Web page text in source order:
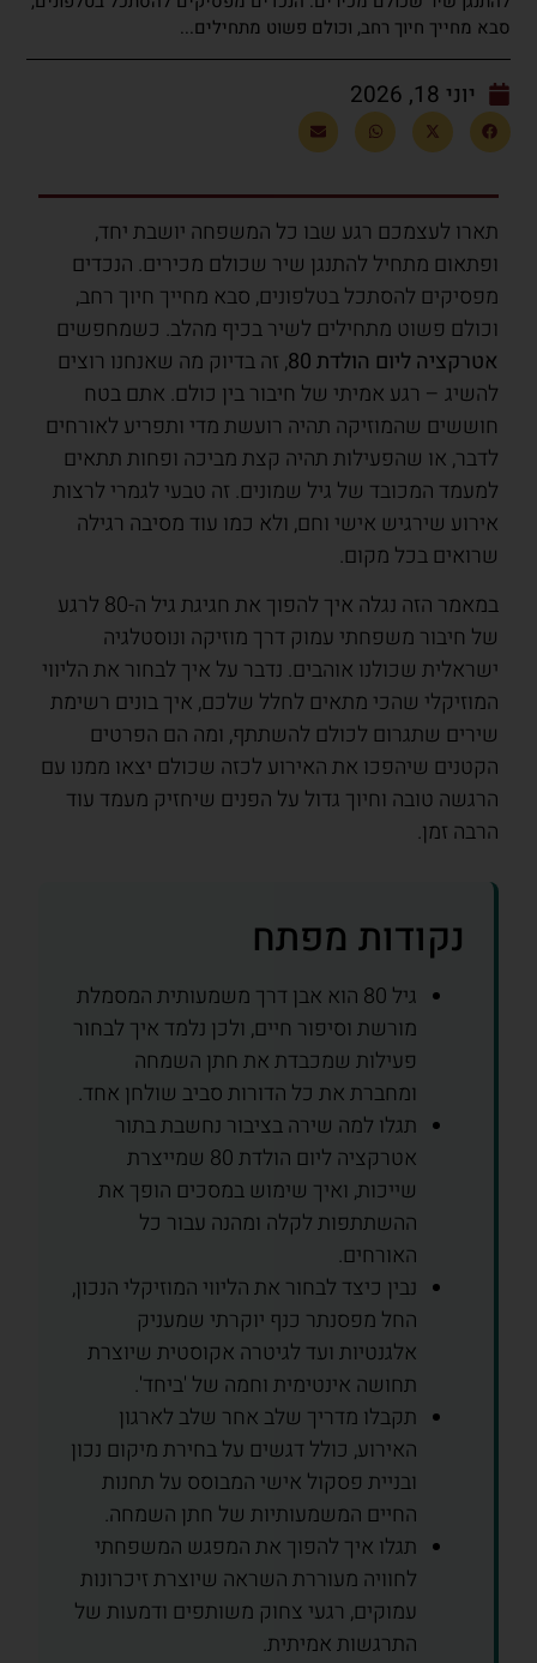
סבא מחייך חיוך רחב, וכולם פשוט מתחילים...
יוני 18, 2026
תארו לעצמכם רגע שבו כל המשפחה יושבת יחד,
ופתאום מתחיל להתנגן שיר שכולם מכירים. הנכדים
מפסיקים להסתכל בטלפונים, סבא מחייך חיוך רחב,
וכולם פשוט מתחילים לשיר בכיף מהלב. כשמחפשים
אטרקציה ליום הולדת 80
, זה בדיוק מה שאנחנו רוצים
להשיג – רגע אמיתי של חיבור בין כולם. אתם בטח
חוששים שהמוזיקה תהיה רועשת מדי ותפריע לאורחים
לדבר, או שהפעילות תהיה קצת מביכה ופחות תתאים
למעמד המכובד של גיל שמונים. זה טבעי לגמרי לרצות
אירוע שירגיש אישי וחם, ולא כמו עוד מסיבה רגילה
שרואים בכל מקום.
במאמר הזה נגלה איך להפוך את חגיגת גיל ה-80 לרגע
של חיבור משפחתי עמוק דרך מוזיקה ונוסטלגיה
ישראלית שכולנו אוהבים. נדבר על איך לבחור את הליווי
המוזיקלי שהכי מתאים לחלל שלכם, איך בונים רשימת
שירים שתגרום לכולם להשתתף, ומה הם הפרטים
הקטנים שיהפכו את האירוע לכזה שכולם יצאו ממנו עם
הרגשה טובה וחיוך גדול על הפנים שיחזיק מעמד עוד
הרבה זמן.
נקודות מפתח
גיל 80 הוא אבן דרך משמעותית המסמלת
מורשת וסיפור חיים, ולכן נלמד איך לבחור
פעילות שמכבדת את חתן השמחה
ומחברת את כל הדורות סביב שולחן אחד.
תגלו למה שירה בציבור נחשבת בתור
אטרקציה ליום הולדת 80 שמייצרת
שייכות, ואיך שימוש במסכים הופך את
ההשתתפות לקלה ומהנה עבור כל
האורחים.
נבין כיצד לבחור את הליווי המוזיקלי הנכון,
החל מפסנתר כנף יוקרתי שמעניק
אלגנטיות ועד לגיטרה אקוסטית שיוצרת
תחושה אינטימית וחמה של 'ביחד'.
תקבלו מדריך שלב אחר שלב לארגון
האירוע, כולל דגשים על בחירת מיקום נכון
ובניית פסקול אישי המבוסס על תחנות
החיים המשמעותיות של חתן השמחה.
תגלו איך להפוך את המפגש המשפחתי
לחוויה מעוררת השראה שיוצרת זיכרונות
עמוקים, רגעי צחוק משותפים ודמעות של
התרגשות אמיתית.